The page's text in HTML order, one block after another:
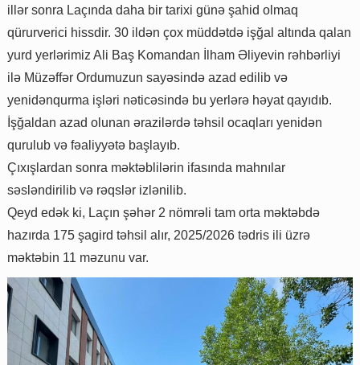
illər sonra Laçında daha bir tarixi günə şahid olmaq
qürurverici hissdir. 30 ildən çox müddətdə işğal altında qalan
yurd yerlərimiz Ali Baş Komandan İlham Əliyevin rəhbərliyi
ilə Müzəffər Ordumuzun sayəsində azad edilib və
yenidənqurma işləri nəticəsində bu yerlərə həyat qayıdıb.
İşğaldan azad olunan ərazilərdə təhsil ocaqları yenidən
qurulub və fəaliyyətə başlayıb.
Çıxışlardan sonra məktəblilərin ifasında mahnılar
səsləndirilib və rəqslər izlənilib.
Qeyd edək ki, Laçın şəhər 2 nömrəli tam orta məktəbdə
hazırda 175 şagird təhsil alır, 2025/2026 tədris ili üzrə
məktəbin 11 məzunu var.